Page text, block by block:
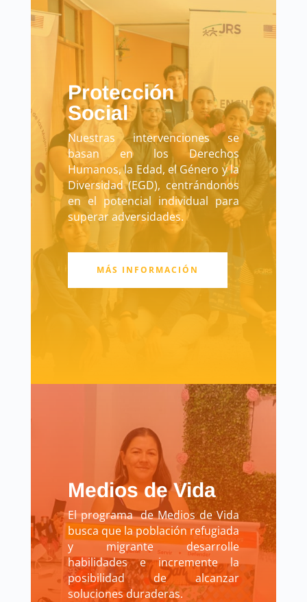
Protección
Social
Nuestras intervenciones se
basan en los Derechos
Humanos, la Edad, el Género y la
Diversidad (EGD), centrándonos
en el potencial individual para
superar adversidades.
MÁS INFORMACIÓN
Medios de Vida
El programa de Medios de Vida
busca que la población refugiada
y migrante desarrolle
habilidades e incremente la
posibilidad de alcanzar
soluciones duraderas.